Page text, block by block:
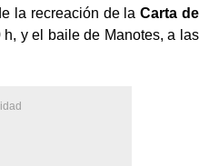
la recreación de la Carta de
y el baile de Manotes, a las